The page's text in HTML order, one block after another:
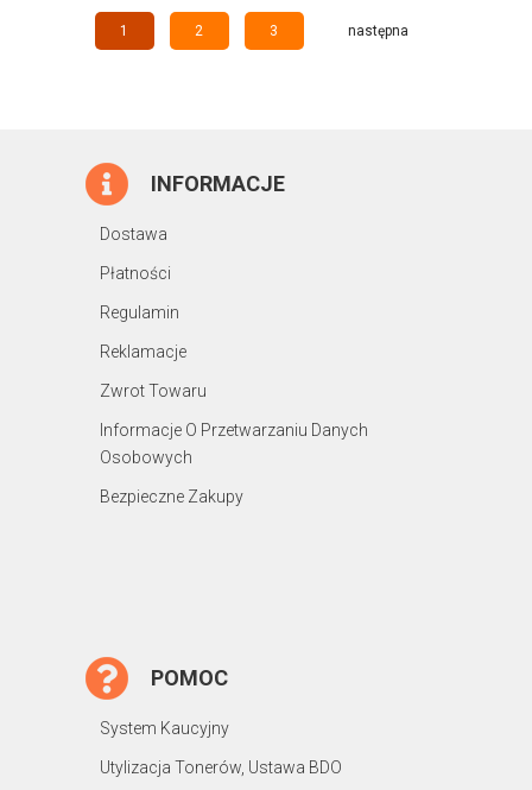
1 2 3 następna
INFORMACJE
Dostawa
Płatności
Regulamin
Reklamacje
Zwrot Towaru
Informacje O Przetwarzaniu Danych
Osobowych
Bezpieczne Zakupy
POMOC
System Kaucyjny
Utylizacja Tonerów, Ustawa BDO